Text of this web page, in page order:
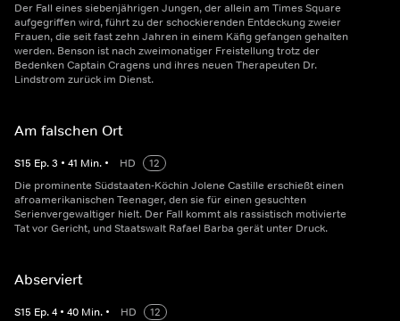
Der Fall eines siebenjährigen Jungen, der allein am Times Square
aufgegriffen wird, führt zu der schockierenden Entdeckung zweier
Frauen, die seit fast zehn Jahren in einem Käfig gefangen gehalten
werden. Benson ist nach zweimonatiger Freistellung trotz der
Bedenken Captain Cragens und ihres neuen Therapeuten Dr.
Lindstrom zurück im Dienst.
Am falschen Ort
S15 Ep.3 • 41 Min. • HD
12
Die prominente Südstaaten-Köchin Jolene Castille erschießt einen
afroamerikanischen Teenager, den sie für einen gesuchten
Serienvergewaltiger hielt. Der Fall kommt als rassistisch motivierte
Tat vor Gericht, und Staatswalt Rafael Barba gerät unter Druck.
Abserviert
S15 Ep.4 • 40 Min. • HD
12